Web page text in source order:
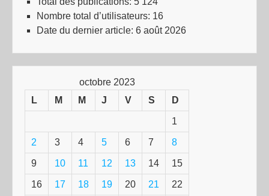
Nombre total d’utilisateurs: 16
Date du dernier article: 6 août 2026
octobre 2023
L
M M J V S D
1
2 3 4 5 6 7 8
9 10 11 12 13 14 15
16 17 18 19 20 21 22